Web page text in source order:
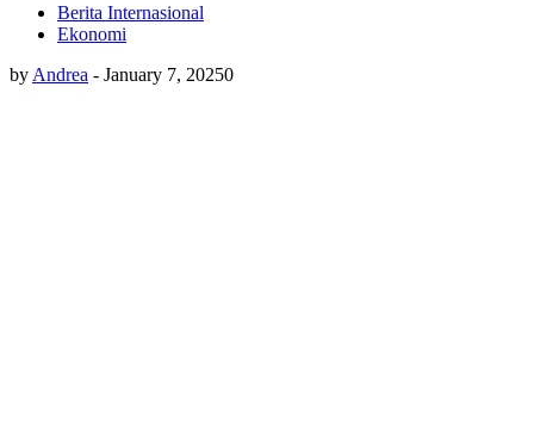
Berita Internasional
Ekonomi
by Andrea - January 7, 20250